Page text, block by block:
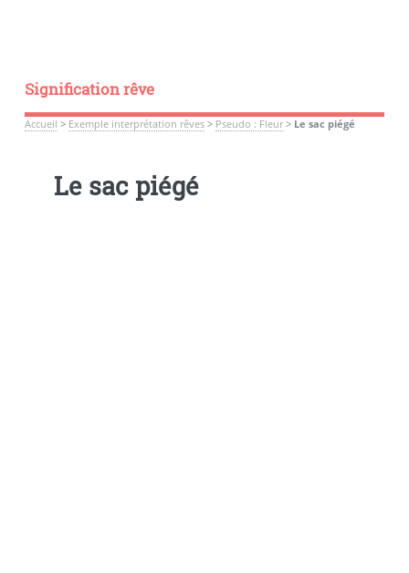
Signification rêve
Accueil > Exemple interprétation rêves> Pseudo : Fleur> Le sac piégé
Le sac piégé